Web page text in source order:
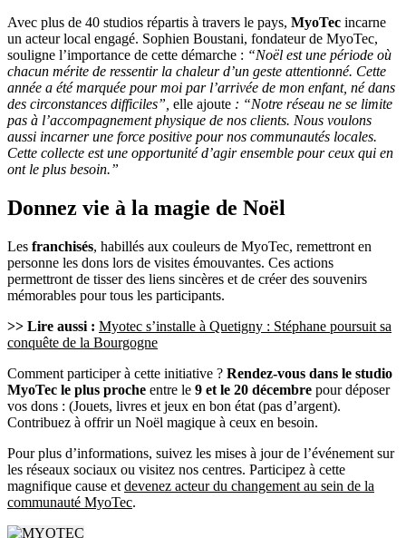
Avec plus de 40 studios répartis à travers le pays, MyoTec incarne
un acteur local engagé. Sophien Boustani, fondateur de MyoTec,
souligne l’importance de cette démarche : “Noël est une période où
chacun mérite de ressentir la chaleur d’un geste attentionné. Cette
année a été marquée pour moi par l’arrivée de mon enfant, né dans
des circonstances difficiles”, elle ajoute : “Notre réseau ne se limite
pas à l’accompagnement physique de nos clients. Nous voulons
aussi incarner une force positive pour nos communautés locales.
Cette collecte est une opportunité d’agir ensemble pour ceux qui en
ont le plus besoin.”
Donnez vie à la magie de Noël
Les franchisés, habillés aux couleurs de MyoTec, remettront en
personne les dons lors de visites émouvantes. Ces actions
permettront de tisser des liens sincères et de créer des souvenirs
mémorables pour tous les participants.
>> Lire aussi : Myotec s’installe à Quetigny : Stéphane poursuit sa
conquête de la Bourgogne
Comment participer à cette initiative ? Rendez-vous dans le studio
MyoTec le plus proche entre le 9 et le 20 décembre pour déposer
vos dons : (Jouets, livres et jeux en bon état (pas d’argent).
Contribuez à offrir un Noël magique à ceux en besoin.
Pour plus d’informations, suivez les mises à jour de l’événement sur
les réseaux sociaux ou visitez nos centres. Participez à cette
magnifique cause et devenez acteur du changement au sein de la
communauté MyoTec.